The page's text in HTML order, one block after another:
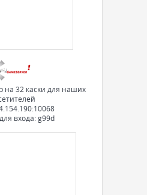
на 32 каски для наших
входа: g99d